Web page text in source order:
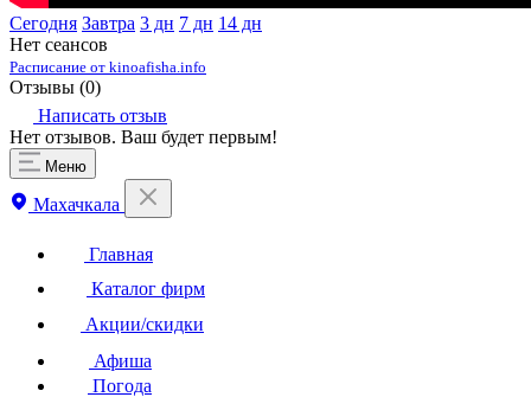
Сегодня Завтра 3 дн 7 дн 14 дн
Нет сеансов
Расписание от kinoafisha.info
Отзывы (0)
Написать отзыв
Нет отзывов. Ваш будет первым!
Меню
Махачкала
Главная
Каталог фирм
Акции/скидки
Афиша
Погода